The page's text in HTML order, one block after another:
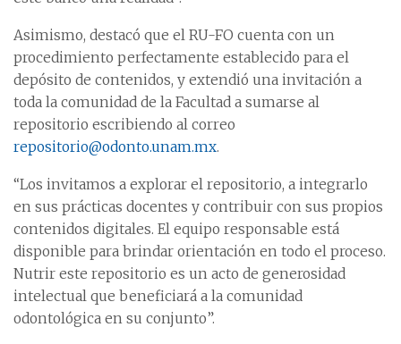
Asimismo, destacó que el RU-FO cuenta con un
procedimiento perfectamente establecido para el
depósito de contenidos, y extendió una invitación a
toda la comunidad de la Facultad a sumarse al
repositorio escribiendo al correo
repositorio@odonto.unam.mx.
“Los invitamos a explorar el repositorio, a integrarlo
en sus prácticas docentes y contribuir con sus propios
contenidos digitales. El equipo responsable está
disponible para brindar orientación en todo el proceso.
Nutrir este repositorio es un acto de generosidad
intelectual que beneficiará a la comunidad
odontológica en su conjunto”.